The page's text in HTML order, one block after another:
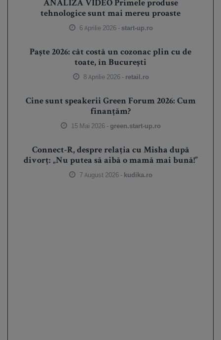
ANALIZĂ VIDEO Primele produse
tehnologice sunt mai mereu proaste
6 Aprilie 2026 - start-up.ro
Paște 2026: cât costă un cozonac plin cu de
toate, în București
8 Aprilie 2026 - retail.ro
Cine sunt speakerii Green Forum 2026: Cum
finanțăm?
15 Mai 2026 - green.start-up.ro
Connect-R, despre relația cu Misha după
divorț: „Nu putea să aibă o mamă mai bună!”
7 August 2026 - kudika.ro